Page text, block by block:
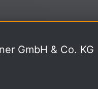
GmbH & Co. KG